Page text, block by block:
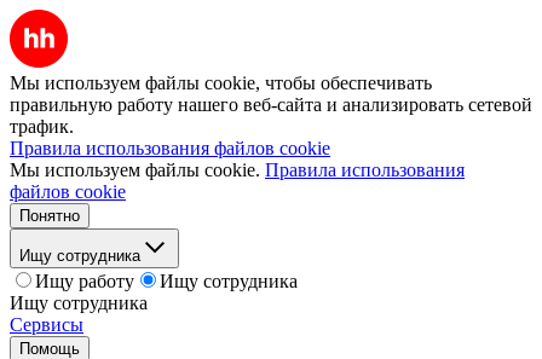
Мы используем файлы cookie, чтобы обеспечивать
правильную работу нашего веб-сайта и анализировать сетевой
трафик.
Правила использования файлов cookie
Мы используем файлы cookie. Правила использования
файлов cookie
Понятно
Ищу сотрудника
Ищу работу
Ищу сотрудника
Ищу сотрудника
Сервисы
Помощь